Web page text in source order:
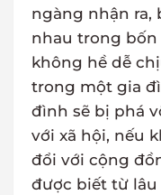
ngàng nhận ra,
nhau trong
không hề dễ
trong một gia
đình sẽ bị phá
với xã hội, nếu
đổi với cộng
được biết từ